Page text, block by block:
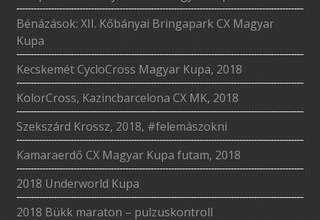
Bénázások: XII. Kőbányai Bringapark CX Magyar
Kupa
Kecskemét CycloCross Magyar Kupa, 2018
KolorCross, Kazincbarcelona CX MK, 2018
Szekszárd Krossz, 2018, #felemászokni
Kamaraerdő CX Magyar Kupa futam, 2018
2018 Underworld Kupa
2018 Bükk maraton – pulzuskontroll